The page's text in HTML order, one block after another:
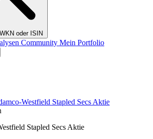
oder ISIN
Community Mein Portfolio
Westfield Stapled Secs Aktie
Stapled Secs Aktie